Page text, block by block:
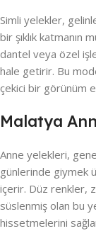
Simli yelekler,
bir şıklık katmanın
dantel veya özel
hale getirir. Bu
çekici bir görünüm
Malatya
Anne yelekleri,
günlerinde giymek
içerir. Düz renkler,
süslenmiş olan bu
hissetmelerini